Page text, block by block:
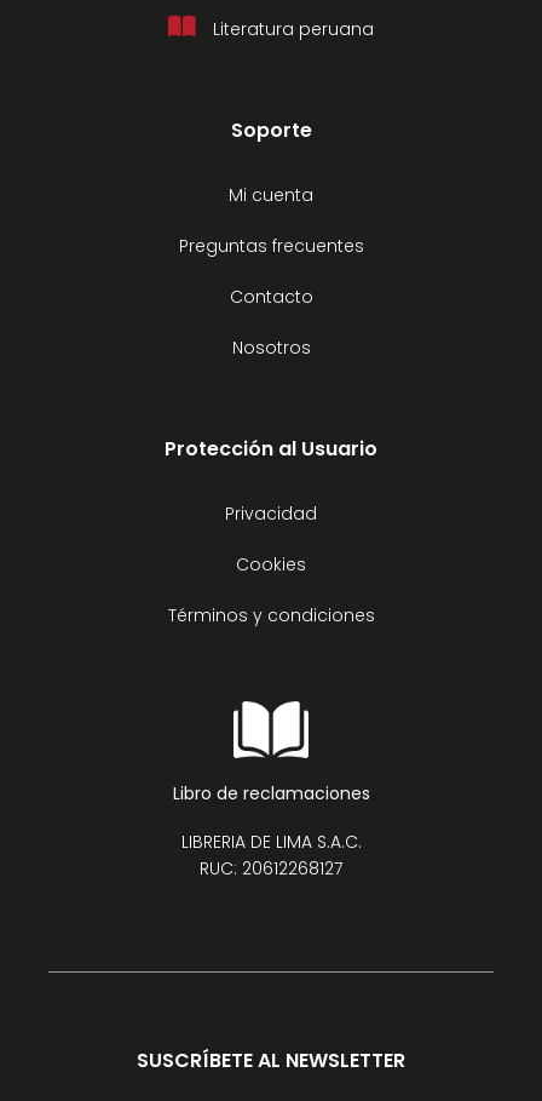
Literatura peruana
Soporte
Mi cuenta
Preguntas frecuentes
Contacto
Nosotros
Protección al Usuario
Privacidad
Cookies
Términos y condiciones
Libro de reclamaciones
LIBRERIA DE LIMA S.A.C.
RUC: 20612268127
SUSCRÍBETE AL NEWSLETTER